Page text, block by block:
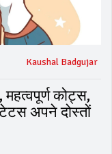
Kaushal Badgujar
कोट्स,
अपने दोस्तों